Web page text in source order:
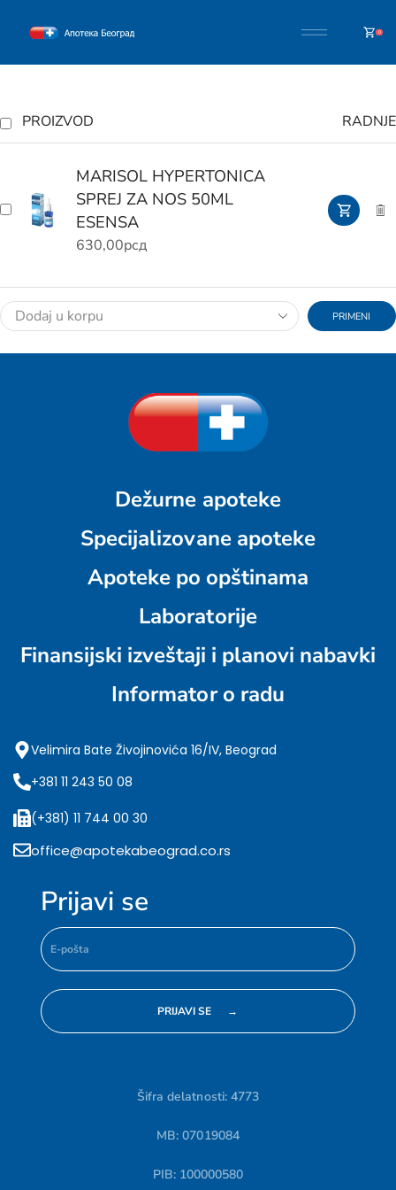
0
PROIZVOD RADNJE
MARISOL HYPERTONICA
SPREJ ZA NOS 50ML
ESENSA
630,00рсд
PRIMENI
Dežurne apoteke
Specijalizovane apoteke
Apoteke po opštinama
Laboratorije
Finansijski izveštaji i planovi nabavki
Informator o radu
Velimira Bate Živojinovića 16/IV, Beograd
+381 11 243 50 08
(+381) 11 744 00 30
office@apotekabeograd.co.rs
Prijavi se
Šifra delatnosti: 4773
MB: 07019084
PIB: 100000580